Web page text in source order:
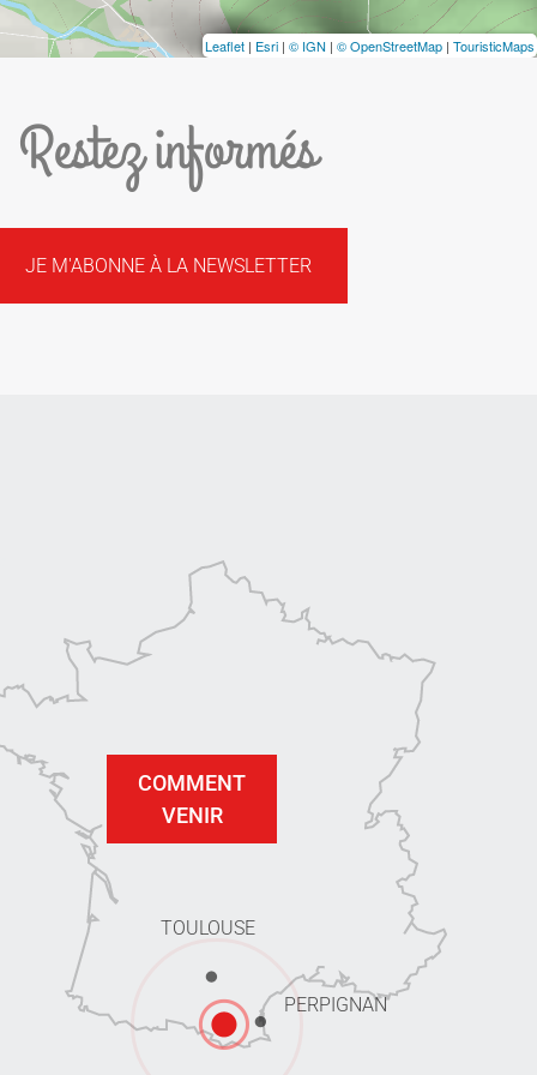
Leaflet | Esri | © IGN | © OpenStreetMap | TouristicMaps
Restez informés
JE M'ABONNE À LA NEWSLETTER
TOULOUSE
PERPIGNAN
COMMENT
VENIR